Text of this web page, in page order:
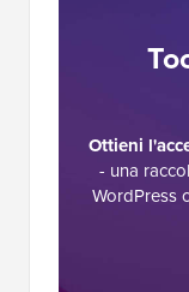
Ottieni
- una
WordPress